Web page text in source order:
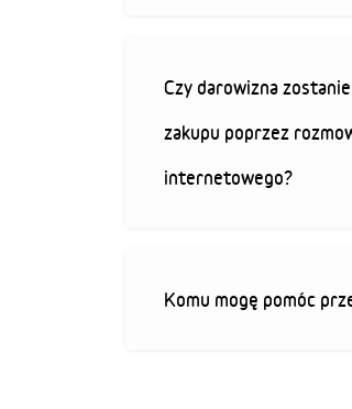
Czy darowizna
zakupu poprzez
internetowego?
Komu mogę pomóc